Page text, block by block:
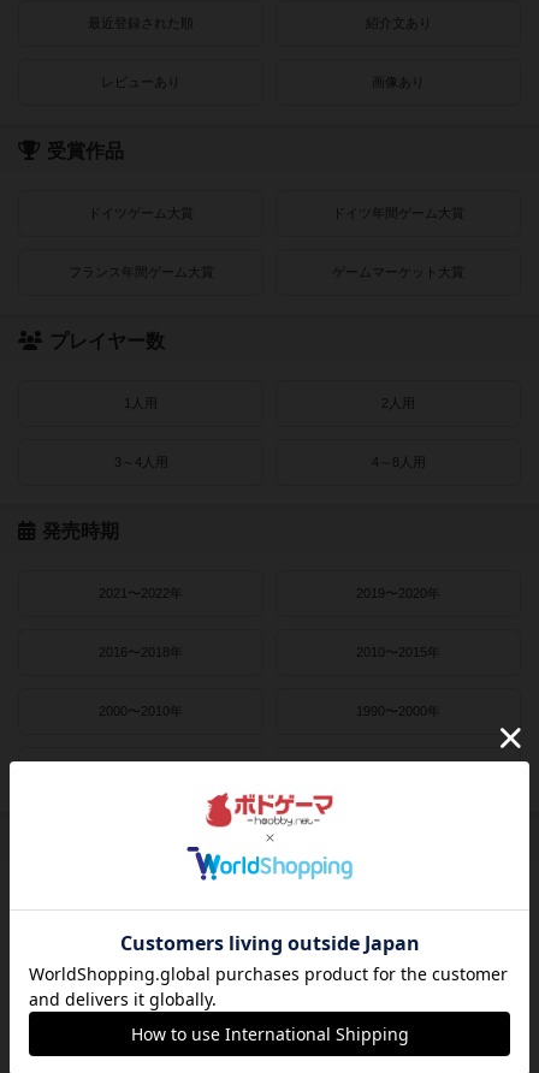
最近登録された順 紹介文あり
レビューあり 画像あり
受賞作品
ドイツゲーム大賞 ドイツ年間ゲーム大賞
フランス年間ゲーム大賞 ゲームマーケット大賞
プレイヤー数
1人用 2人用
3～4人用 4～8人用
発売時期
2021〜2022年 2019〜2020年
2016〜2018年 2010〜2015年
2000〜2010年 1990〜2000年